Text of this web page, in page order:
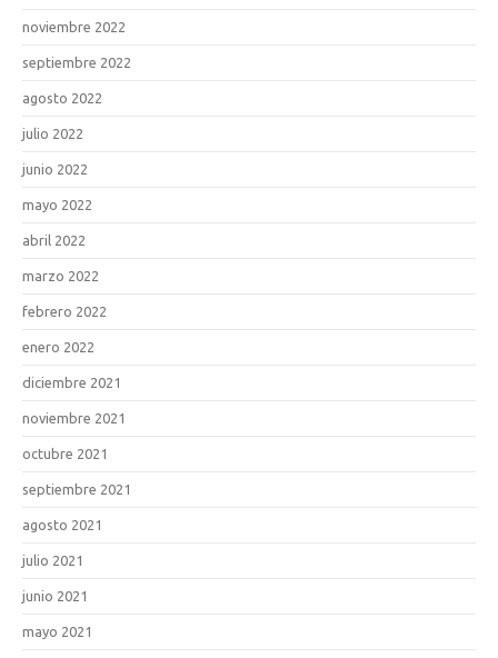
noviembre 2022
septiembre 2022
agosto 2022
julio 2022
junio 2022
mayo 2022
abril 2022
marzo 2022
febrero 2022
enero 2022
diciembre 2021
noviembre 2021
octubre 2021
septiembre 2021
agosto 2021
julio 2021
junio 2021
mayo 2021